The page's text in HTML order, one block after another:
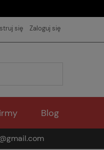
się Zaloguj się
Blog